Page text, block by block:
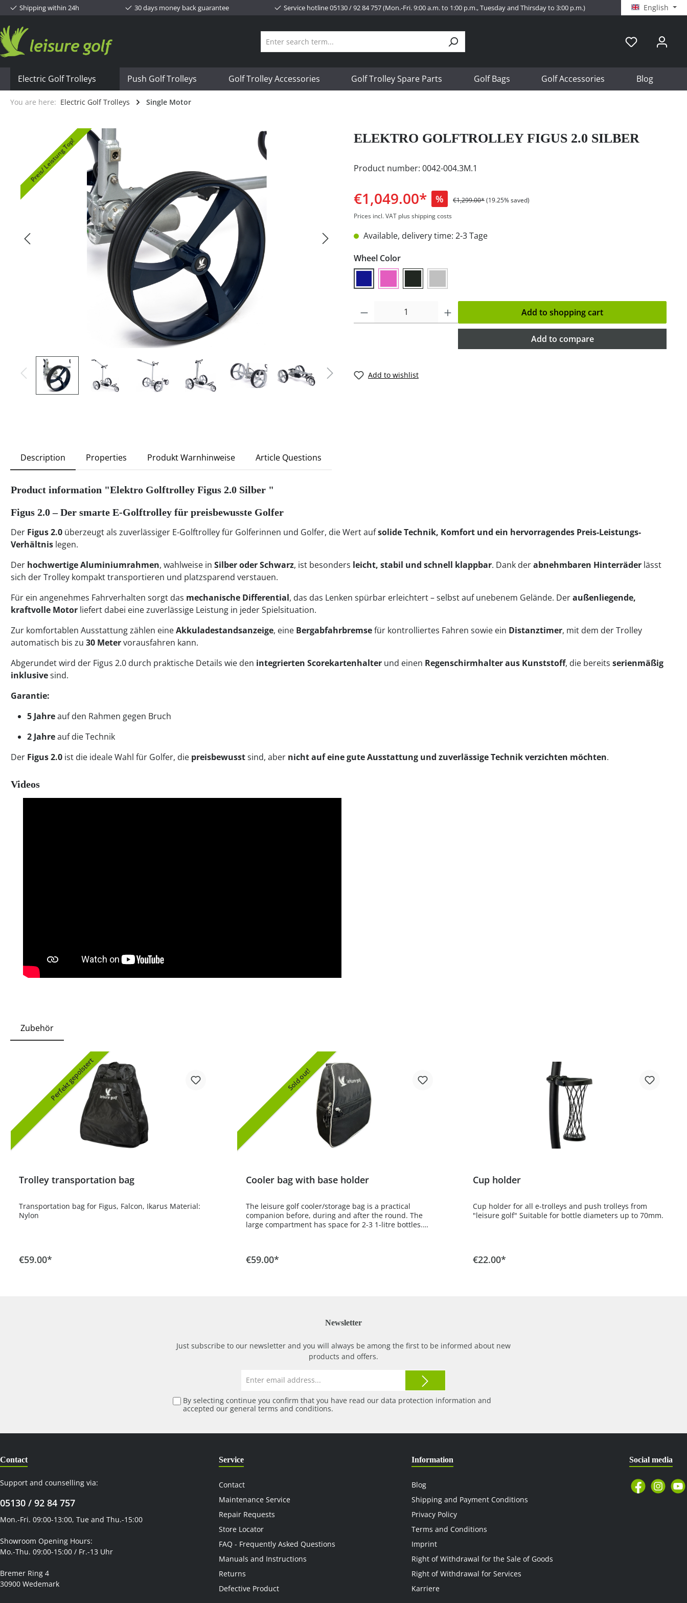
Shipping within 24h 30 days money back guarantee Service hotline 05130 / 92 84 757 (Mon.-Fri. 9:00 a.m. to 1:00 p.m., Tuesday and Thirsday to 3:00 p.m.) English
Electric Golf Trolleys Push Golf Trolleys Golf Trolley Accessories Golf Trolley Spare Parts Golf Bags Golf Accessories Blog
You are here: Electric Golf Trolleys Single Motor
Preis/ Leistung Top! ELEKTRO GOLFTROLLEY FIGUS 2.0 SILBER
Product number: 0042-004.3M.1
€1,049.00* % €1,299.00*(19.25% saved)
Prices incl. VAT plus shipping costs
Available, delivery time: 2-3 Tage
Wheel Color
Add to shopping cart
Add to compare
Add to wishlist
Description Properties Produkt Warnhinweise Article Questions
Product information "Elektro Golftrolley Figus 2.0 Silber "
Figus 2.0 – Der smarte E-Golftrolley für preisbewusste Golfer
Der Figus 2.0 überzeugt als zuverlässiger E-Golftrolley für Golferinnen und Golfer, die Wert aufsolide Technik, Komfort und ein hervorragendes Preis-Leistungs-
Verhältnis legen.
Der hochwertige Aluminiumrahmen, wahlweise in Silber oder Schwarz, ist besonders leicht, stabil und schnell klappbar. Dank derabnehmbaren Hinterräder lässt
sich der Trolley kompakt transportieren und platzsparend verstauen.
Für ein angenehmes Fahrverhalten sorgt das mechanische Differential, das das Lenken spürbar erleichtert – selbst auf unebenem Gelände. Deraußenliegende,
kraftvolle Motor liefert dabei eine zuverlässige Leistung in jeder Spielsituation.
Zur komfortablen Ausstattung zählen eineAkkuladestandsanzeige, eine Bergabfahrbremsefür kontrolliertes Fahren sowie ein Distanztimer, mit dem der Trolley
automatisch bis zu 30 Metervorausfahren kann.
Abgerundet wird der Figus 2.0 durch praktische Details wie den integrierten Scorekartenhalter und einen Regenschirmhalter aus Kunststoff, die bereits serienmäßig
inklusivesind.
Garantie:
5 Jahreauf den Rahmen gegen Bruch
2 Jahreauf die Technik
Der Figus 2.0 ist die ideale Wahl für Golfer, die preisbewusstsind, aber nicht auf eine gute Ausstattung und zuverlässige Technik verzichten möchten.
Videos
Zubehör
Perfekt gepolstert
Trolley transportation bag
Transportation bag for Figus, Falcon, Ikarus Material:
Nylon
€59.00*
Sold out!
Cooler bag with base holder
The leisure golf cooler/storage bag is a practical
companion before, during and after the round. The
large compartment has space for 2-3 1-litre bottles.
basic holder for frame diameters of 30 mm.This allows
€59.00*
Cup holder
Cup holder for all e-trolleys and push trolleys from
"leisure golf" Suitable for bottle diameters up to 70mm.
€22.00*
Newsletter
Just subscribe to our newsletter and you will always be among the first to be informed about new
products and offers.
By selecting continue you confirm that you have read our data protection information and
accepted our general terms and conditions.
Contact
Support and counselling via:
05130 / 92 84 757
Mon.-Fri. 09:00-13:00, Tue and Thu.-15:00
Showroom Opening Hours:
Mo.-Thu. 09:00-15:00 / Fr.-13 Uhr
Bremer Ring 4
30900 Wedemark
Service
Contact
Maintenance Service
Repair Requests
Store Locator
FAQ - Frequently Asked Questions
Manuals and Instructions
Returns
Defective Product
Information
Blog
Shipping and Payment Conditions
Privacy Policy
Terms and Conditions
Imprint
Right of Withdrawal for the Sale of Goods
Right of Withdrawal for Services
Karriere
Social media